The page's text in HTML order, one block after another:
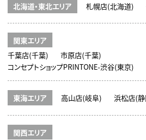
北海道・東北エリア 札幌店(北海道)
関東エリア
千葉店(千葉)
市原店(千葉)
コンセプトショップPRINTONE-渋谷(東京)
東海エリア 高山店(岐阜) 浜松店(
関西エリア